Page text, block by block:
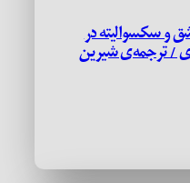
و سکسوالیته در
/ ترجمه‌ی شیرین